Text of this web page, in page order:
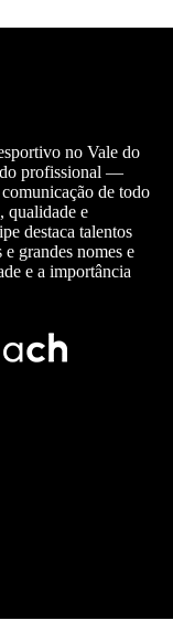
no Vale do
profissional —
de todo
qualidade e
destaca talentos
grandes nomes e
e a importância